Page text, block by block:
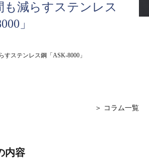
も減らすステンレス
」
すステンレス鋼「ASK-8000」
＞ コラム一覧
内容